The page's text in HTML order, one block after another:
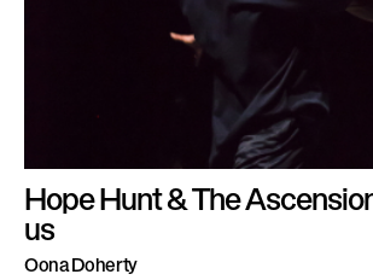
Hope Hunt & The
us
Oona Doherty